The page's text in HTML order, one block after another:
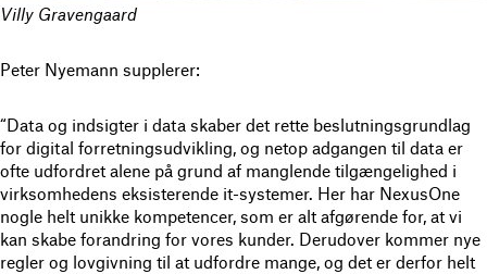
Villy Gravengaard
Peter Nyemann supplerer:
“Data og indsigter i data skaber det rette beslutningsgrundlag
for digital forretningsudvikling, og netop adgangen til data er
ofte udfordret alene på grund af manglende tilgængelighed i
virksomhedens eksisterende it-systemer. Her har NexusOne
nogle helt unikke kompetencer, som er alt afgørende for, at vi
kan skabe forandring for vores kunder. Derudover kommer nye
regler og lovgivning til at udfordre mange, og det er derfor helt